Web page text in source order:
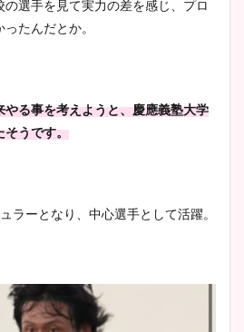
の選手を見て実力の差を感じ、プロ
たんだとか。
る事を考えようと、慶應義塾大学
そうです。
ラーとなり、中心選手として活躍。